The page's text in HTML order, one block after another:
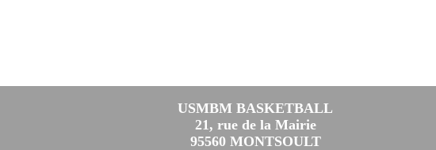
USMBM BASKETBALL
21, rue de la Mairie
95560 MONTSOULT